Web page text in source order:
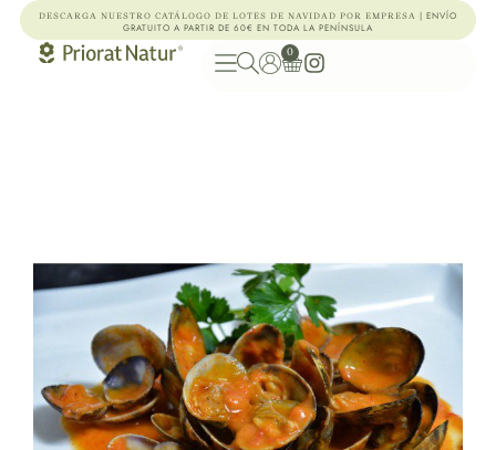
DESCARGA NUESTRO CATÁLOGO DE LOTES DE NAVIDAD POR EMPRESA | ENVÍO
GRATUITO A PARTIR DE 60€ EN TODA LA PENÍNSULA
0